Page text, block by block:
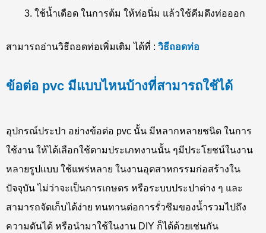
ใช้น้ำเดือด ในการต้ม ให้ท่อนิ่ม แล้วใช้คีมดึงท่อออก
สามารถอ่านวิธีถอดท่อเพิ่มเติม ได้ที่ : วิธีถอดท่อ
ข้อต่อ pvc มีแบบไหนบ้างที่สามารถใช้ได้
อุปกรณ์ประปา อย่างข้อต่อ pvc นั้น มีหลากหลายชนิด ในการ
ใช้งาน ให้ได้เลือกใช้ตามประเภทงานนั้น ๆมีประโยชน์ในงาน
หลายรูปแบบ ใช้แพร่หลาย ในงานอุตสาหกรรมก่อสร้างใน
ปัจจุบัน ไม่ว่าจะเป็นการเกษตร หรือระบบประปาต่าง ๆ และ
สามารถจัดเก็บได้ง่าย ทนทานต่อการรั่วซึมของน้ำรวมไปถึง
ความดันได้ หรือนำมาใช้ในงาน DIY ก็ได้ด้วยเช่นกัน